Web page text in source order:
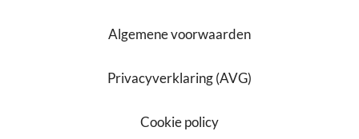
Algemene voorwaarden
Privacyverklaring (AVG)
Cookie policy